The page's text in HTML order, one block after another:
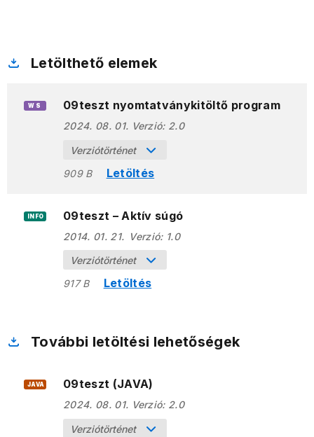
Letölthető elemek
WS 09teszt nyomtatványkitöltő program
2024. 08. 01. Verzió: 2.0
Verziótörténet
909 B
Letöltés
INFO 09teszt – Aktív súgó
2014. 01. 21. Verzió: 1.0
Verziótörténet
917 B
Letöltés
További letöltési lehetőségek
JAVA 09teszt (JAVA)
2024. 08. 01. Verzió: 2.0
Verziótörténet